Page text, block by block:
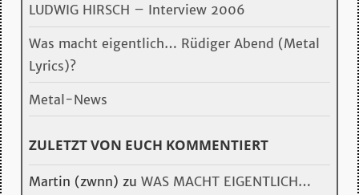
LUDWIG HIRSCH – Interview 2006
Was macht eigentlich… Rüdiger Abend (Metal
Lyrics)?
Metal-News
ZULETZT VON EUCH KOMMENTIERT
Martin (zwnn) zu WAS MACHT EIGENTLICH…